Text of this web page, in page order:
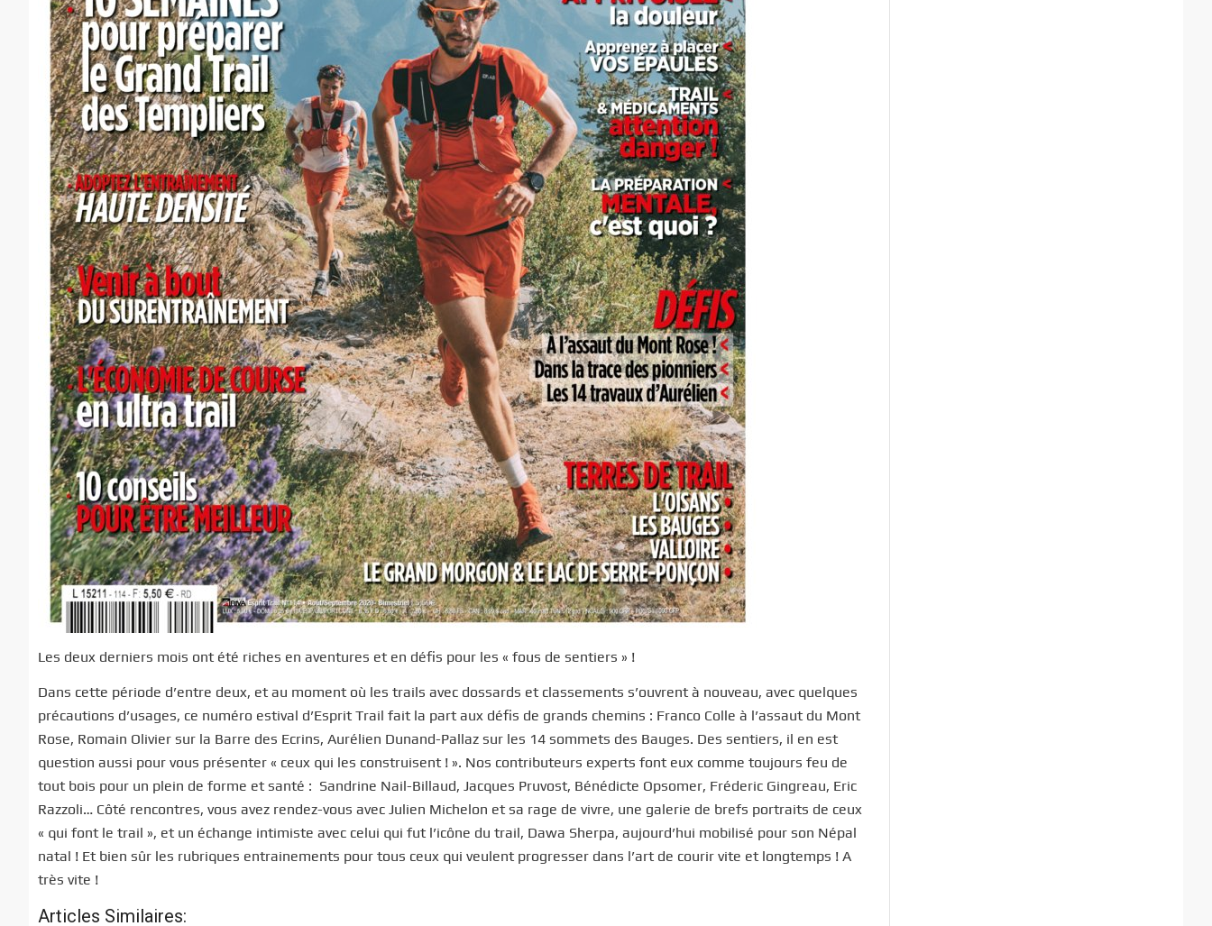
Les deux derniers mois ont été riches en aventures et en défis pour les « fous de sentiers » !
Dans cette période d’entre deux, et au moment où les trails avec dossards et classements s’ouvrent à nouveau, avec quelques
précautions d’usages, ce numéro estival d’Esprit Trail fait la part aux défis de grands chemins : Franco Colle à l’assaut du Mont
Rose, Romain Olivier sur la Barre des Ecrins, Aurélien Dunand-Pallaz sur les 14 sommets des Bauges. Des sentiers, il en est
question aussi pour vous présenter « ceux qui les construisent ! ». Nos contributeurs experts font eux comme toujours feu de
tout bois pour un plein de forme et santé : Sandrine Nail-Billaud, Jacques Pruvost, Bénédicte Opsomer, Fréderic Gingreau, Eric
Razzoli… Côté rencontres, vous avez rendez-vous avec Julien Michelon et sa rage de vivre, une galerie de brefs portraits de ceux
« qui font le trail », et un échange intimiste avec celui qui fut l’icône du trail, Dawa Sherpa, aujourd’hui mobilisé pour son Népal
natal ! Et bien sûr les rubriques entrainements pour tous ceux qui veulent progresser dans l’art de courir vite et longtemps ! A
très vite !
Articles Similaires: